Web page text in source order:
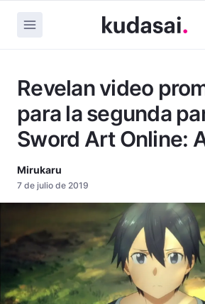
Revelan video
para la segunda
Sword Art Online:
Mirukaru
7 de julio de 2019